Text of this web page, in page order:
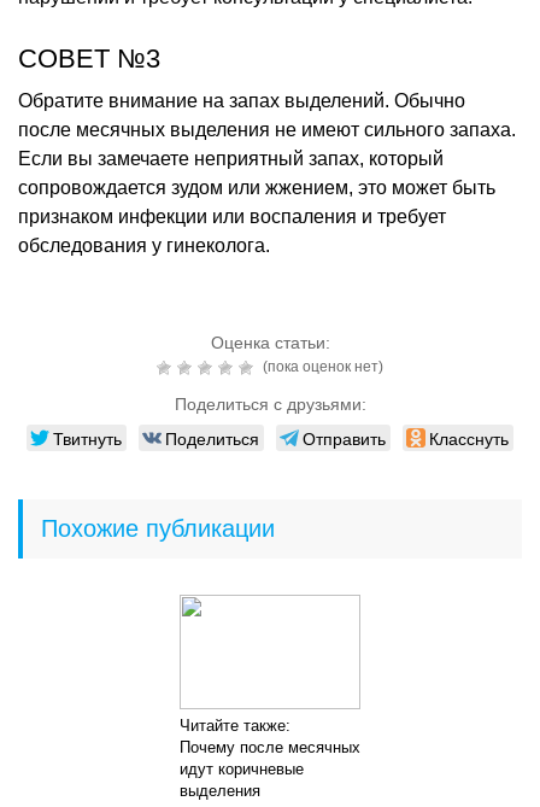
СОВЕТ №3
Обратите внимание на запах выделений. Обычно
после месячных выделения не имеют сильного запаха.
Если вы замечаете неприятный запах, который
сопровождается зудом или жжением, это может быть
признаком инфекции или воспаления и требует
обследования у гинеколога.
Оценка статьи:
(пока оценок нет)
Поделиться с друзьями:
Твитнуть Поделиться Отправить Класснуть
Похожие публикации
Читайте также:
Почему после месячных
идут коричневые
выделения